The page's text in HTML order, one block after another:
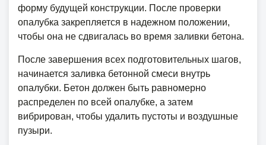
форму будущей конструкции. После проверки
опалубка закрепляется в надежном положении,
чтобы она не сдвигалась во время заливки бетона.
После завершения всех подготовительных шагов,
начинается заливка бетонной смеси внутрь
опалубки. Бетон должен быть равномерно
распределен по всей опалубке, а затем
вибрирован, чтобы удалить пустоты и воздушные
пузыри.